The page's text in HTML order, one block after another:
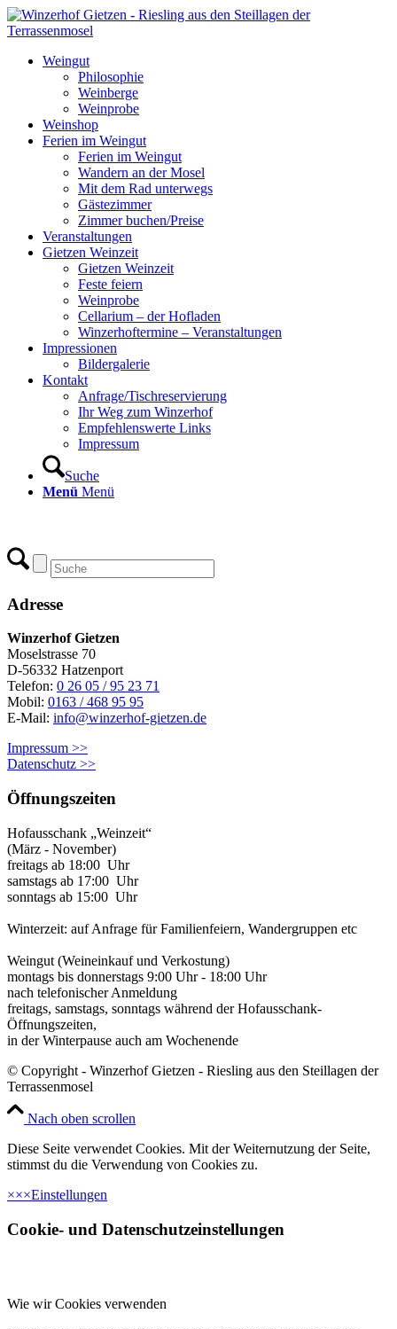
Weingut
Philosophie
Weinberge
Weinprobe
Weinshop
Ferien im Weingut
Ferien im Weingut
Wandern an der Mosel
Mit dem Rad unterwegs
Gästezimmer
Zimmer buchen/Preise
Veranstaltungen
Gietzen Weinzeit
Gietzen Weinzeit
Feste feiern
Weinprobe
Cellarium – der Hofladen
Winzerhoftermine – Veranstaltungen
Impressionen
Bildergalerie
Kontakt
Anfrage/Tischreservierung
Ihr Weg zum Winzerhof
Empfehlenswerte Links
Impressum
Suche
Menü Menü
Adresse
Winzerhof Gietzen
Moselstrasse 70
D-56332 Hatzenport
Telefon: 0 26 05 / 95 23 71
Mobil: 0163 / 468 95 95
E-Mail: info@winzerhof-gietzen.de
Impressum >>
Datenschutz >>
Öffnungszeiten
Hofausschank „Weinzeit“
(März - November)
freitags ab 18:00 Uhr
samstags ab 17:00 Uhr
sonntags ab 15:00 Uhr
Winterzeit: auf Anfrage für Familienfeiern, Wandergruppen etc
Weingut (Weineinkauf und Verkostung)
montags bis donnerstags 9:00 Uhr - 18:00 Uhr
nach telefonischer Anmeldung
freitags, samstags, sonntags während der Hofausschank-
Öffnungszeiten,
in der Winterpause auch am Wochenende
© Copyright - Winzerhof Gietzen - Riesling aus den Steillagen der
Terrassenmosel
Nach oben scrollen
Diese Seite verwendet Cookies. Mit der Weiternutzung der Seite,
stimmst du die Verwendung von Cookies zu.
×××Einstellungen
Cookie- und Datenschutzeinstellungen
Wie wir Cookies verwenden